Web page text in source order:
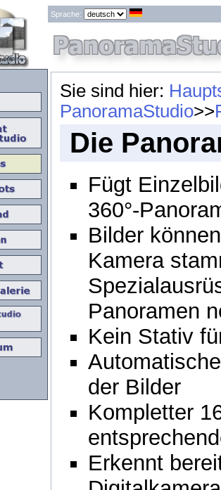
Sprache:
Sie sind hier:
PanoramaStudio>>
Die
Fügt
360°-
Bilder
Kamera
Panoramen
Kein Stativ
der Bilder
Kompletter
Erkennt